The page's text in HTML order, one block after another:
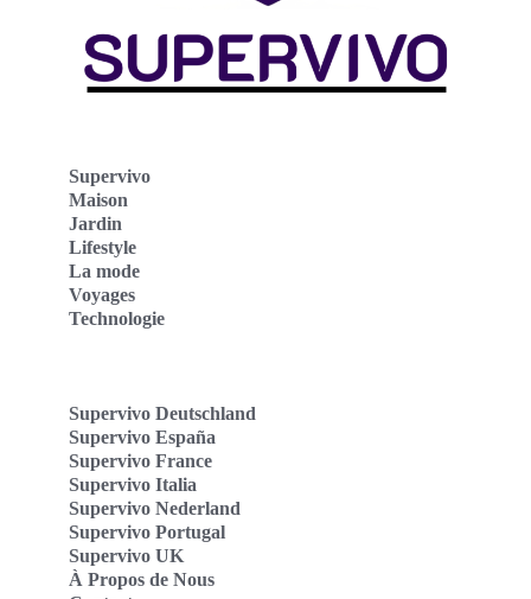
Supervivo
Maison
Jardin
Lifestyle
La mode
Voyages
Technologie
Supervivo Deutschland
Supervivo España
Supervivo France
Supervivo Italia
Supervivo Nederland
Supervivo Portugal
Supervivo UK
À Propos de Nous